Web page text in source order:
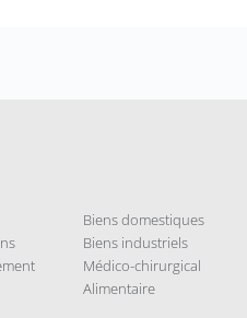
Biens domestiques
Biens industriels
Médico-chirurgical
Alimentaire